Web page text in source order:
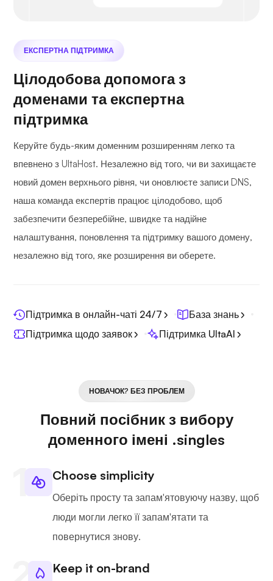
ЕКСПЕРТНА ПІДТРИМКА
Цілодобова допомога з
доменами та експертна
підтримка
Керуйте будь-яким доменним розширенням легко та
впевнено з UltaHost. Незалежно від того, чи ви захищаєте
новий домен верхнього рівня, чи оновлюєте записи DNS,
наша команда експертів працює цілодобово, щоб
забезпечити безперебійне, швидке та надійне
налаштування, поновлення та підтримку вашого домену,
незалежно від того, яке розширення ви оберете.
Підтримка в онлайн-чаті 24/7
База знань
Підтримка щодо заявок
Підтримка UltaAI
НОВАЧОК? БЕЗ ПРОБЛЕМ
Повний посібник з вибору
доменного імені .singles
Choose simplicity
Оберіть просту та запам'ятовуючу назву, щоб
люди могли легко її запам'ятати та
повернутися знову.
Keep it on-brand